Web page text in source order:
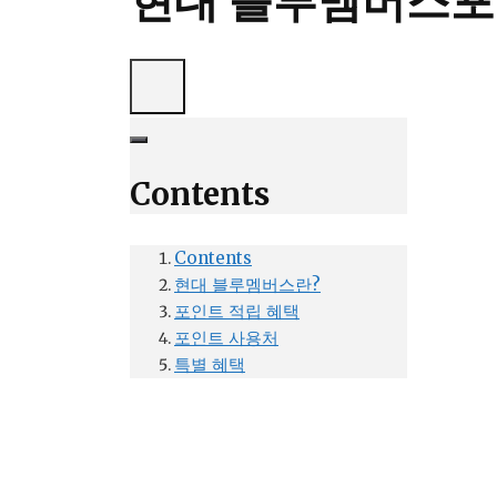
Contents
Contents
현대 블루멤버스란?
포인트 적립 혜택
포인트 사용처
특별 혜택